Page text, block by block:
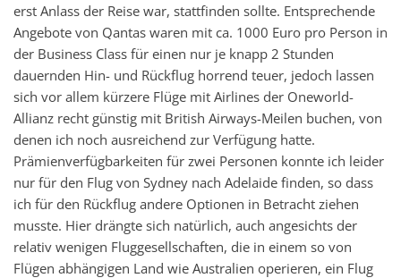
erst Anlass der Reise war, stattfinden sollte. Entsprechende
Angebote von Qantas waren mit ca. 1000 Euro pro Person in
der Business Class für einen nur je knapp 2 Stunden
dauernden Hin- und Rückflug horrend teuer, jedoch lassen
sich vor allem kürzere Flüge mit Airlines der Oneworld-
Allianz recht günstig mit British Airways-Meilen buchen, von
denen ich noch ausreichend zur Verfügung hatte.
Prämienverfügbarkeiten für zwei Personen konnte ich leider
nur für den Flug von Sydney nach Adelaide finden, so dass
ich für den Rückflug andere Optionen in Betracht ziehen
musste. Hier drängte sich natürlich, auch angesichts der
relativ wenigen Fluggesellschaften, die in einem so von
Flügen abhängigen Land wie Australien operieren, ein Flug